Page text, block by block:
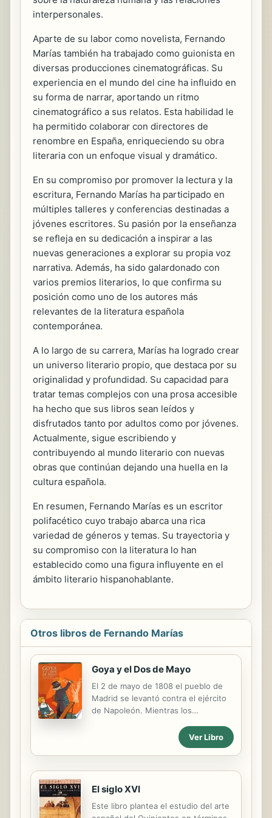
interpersonales.
Aparte de su labor como novelista, Fernando
Marías también ha trabajado como guionista en
diversas producciones cinematográficas. Su
experiencia en el mundo del cine ha influido en
su forma de narrar, aportando un ritmo
cinematográfico a sus relatos. Esta habilidad le
ha permitido colaborar con directores de
renombre en España, enriqueciendo su obra
literaria con un enfoque visual y dramático.
En su compromiso por promover la lectura y la
escritura, Fernando Marías ha participado en
múltiples talleres y conferencias destinadas a
jóvenes escritores. Su pasión por la enseñanza
se refleja en su dedicación a inspirar a las
nuevas generaciones a explorar su propia voz
narrativa. Además, ha sido galardonado con
varios premios literarios, lo que confirma su
posición como uno de los autores más
relevantes de la literatura española
contemporánea.
A lo largo de su carrera, Marías ha logrado crear
un universo literario propio, que destaca por su
originalidad y profundidad. Su capacidad para
tratar temas complejos con una prosa accesible
ha hecho que sus libros sean leídos y
disfrutados tanto por adultos como por jóvenes.
Actualmente, sigue escribiendo y
contribuyendo al mundo literario con nuevas
obras que continúan dejando una huella en la
cultura española.
En resumen, Fernando Marías es un escritor
polifacético cuyo trabajo abarca una rica
variedad de géneros y temas. Su trayectoria y
su compromiso con la literatura lo han
establecido como una figura influyente en el
ámbito literario hispanohablante.
Otros libros de Fernando Marías
Goya y el Dos de Mayo
El 2 de mayo de 1808 el pueblo de
Madrid se levantó contra el ejército
de Napoleón. Mientras los
franceses, Goya se dirigía a la
escuela de sordomudos para
enseñar pintura a los niños. Debido a
su sordera no podía escuchar el
ruido de los enfrentamientos en las
calles de la ciudad. Gracias a la ayuda
de Ana, una criada a la que quería
Ver Libro
El siglo XVI
Este libro plantea el estudio del arte